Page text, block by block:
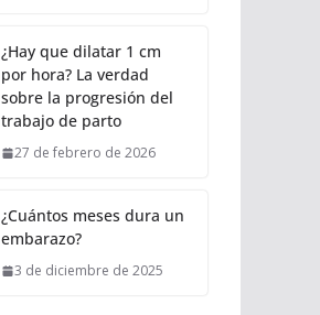
¿Hay que dilatar 1 cm
por hora? La verdad
sobre la progresión del
trabajo de parto
27 de febrero de 2026
¿Cuántos meses dura un
embarazo?
3 de diciembre de 2025